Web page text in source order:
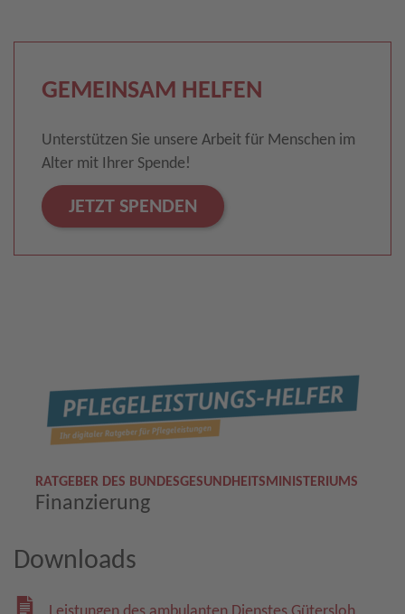
GEMEINSAM HELFEN
Unterstützen Sie unsere Arbeit für Menschen im
Alter mit Ihrer Spende!
JETZT SPENDEN
RATGEBER DES BUNDESGESUNDHEITSMINISTERIUMS
Finanzierung
Downloads